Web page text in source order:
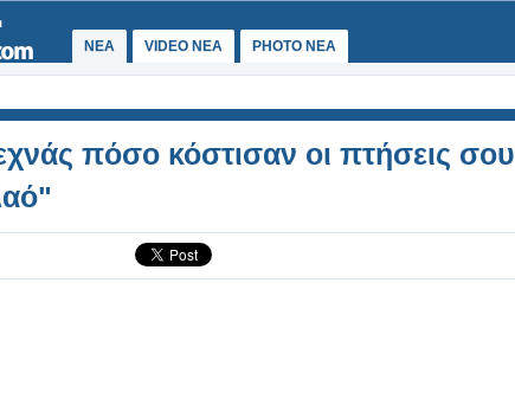
ΝΕΑ VIDEO NEA PHOTO NEA
πόσο κόστισαν οι πτήσεις σου